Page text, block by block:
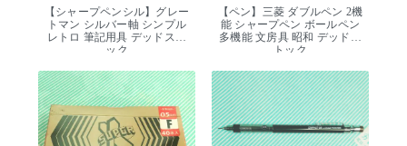
【シャープペンシル】グレー
トマン シルバー軸 シンプル
レトロ 筆記用具 デッドスト
ック
【ペン】三菱 ダブルペン 2機
能 シャープペン ボールペン
多機能 文房具 昭和 デッドス
トック